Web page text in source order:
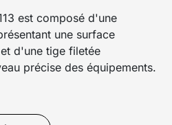
est composé d'une
une surface
d'une tige filetée
précise des équipements.